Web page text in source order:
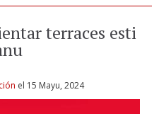
terraces esti
el 15 Mayu, 2024